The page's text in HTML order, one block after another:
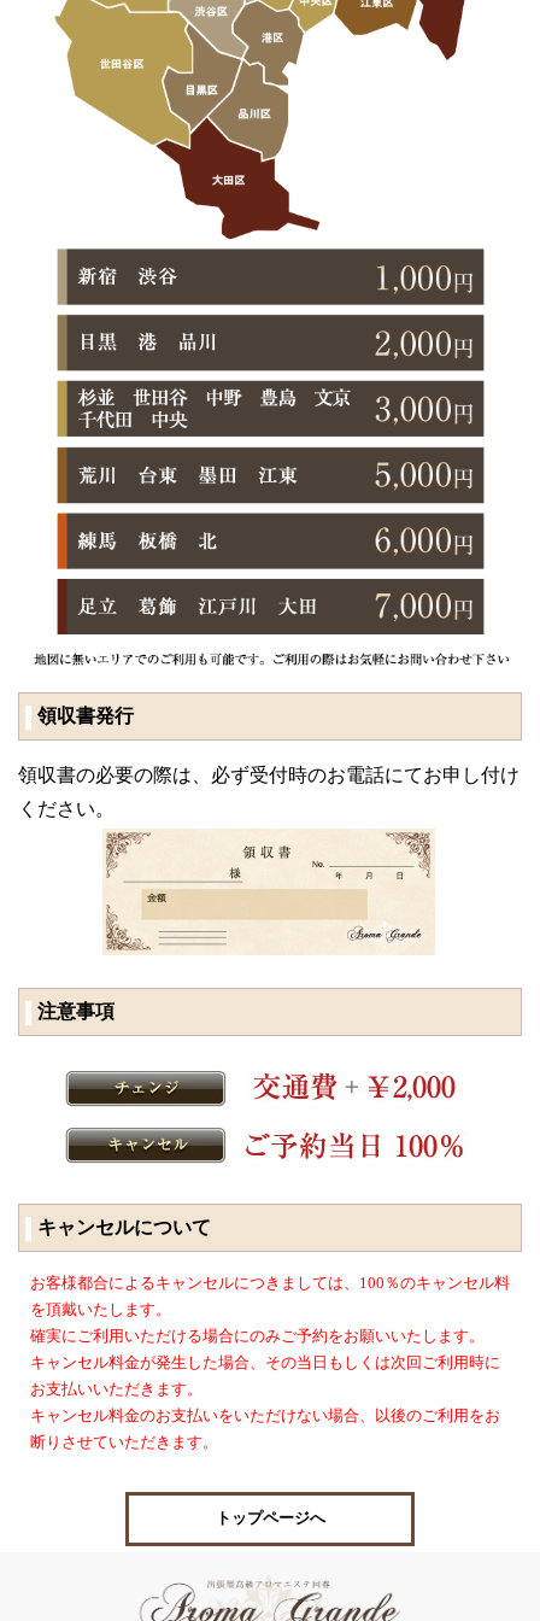
領収書発行
領収書の必要の際は、必ず受付時のお電話にてお申し付け
ください。
注意事項
キャンセルについて
お客様都合によるキャンセルにつきましては、100％のキャンセル料
を頂戴いたします。
確実にご利用いただける場合にのみご予約をお願いいたします。
キャンセル料金が発生した場合、その当日もしくは次回ご利用時に
お支払いいただきます。
キャンセル料金のお支払いをいただけない場合、以後のご利用をお
断りさせていただきます。
トップページへ